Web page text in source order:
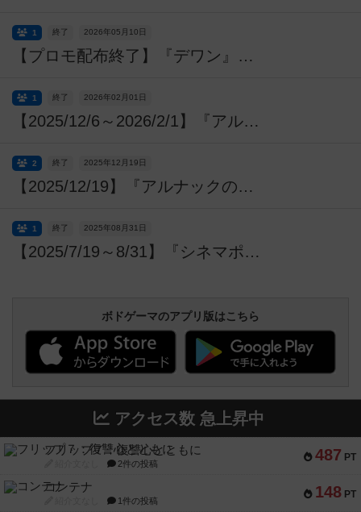
【プロモ配布終了】『デワン』プロモ開始キャンプコマセットイベント【プレイ・ホビージャパン！】
終了 2026年05月10日
1
【2025/12/6～2026/2/1】『アルナックの失われし遺跡』《ノネズミ》プロモカードキャンペーン【プレイ・ホビージャパン！】
終了 2026年02月01日
1
【2025/12/19】『アルナックの失われし遺跡』《ノネズミ》プロモキャンペーン【プレイ・ホビージャパン！】
終了 2025年12月19日
2
【2025/7/19～8/31】『シネマポップコーン』プロモカードイベント【プレイ・ホビージャパン！】
終了 2025年08月31日
1
ボドゲーマのアプリ版はこちら
アクセス数 急上昇中
487 PT
フリップ７：復讐心とともに
2件の投稿
148 PT
コンテナ
1件の投稿